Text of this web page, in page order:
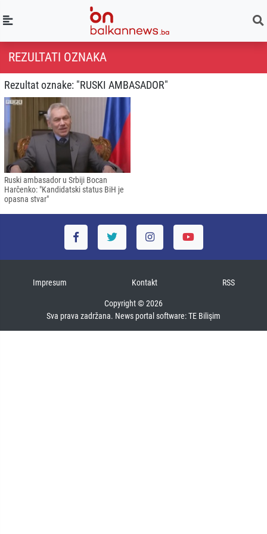
REZULTATI OZNAKA
Rezultat oznake: "RUSKI AMBASADOR"
Ruski ambasador u Srbiji Bocan
Harčenko: "Kandidatski status BiH je
opasna stvar"
Impresum Kontakt RSS
Copyright © 2026
Sva prava zadržana. News portal software:TE Bilişim